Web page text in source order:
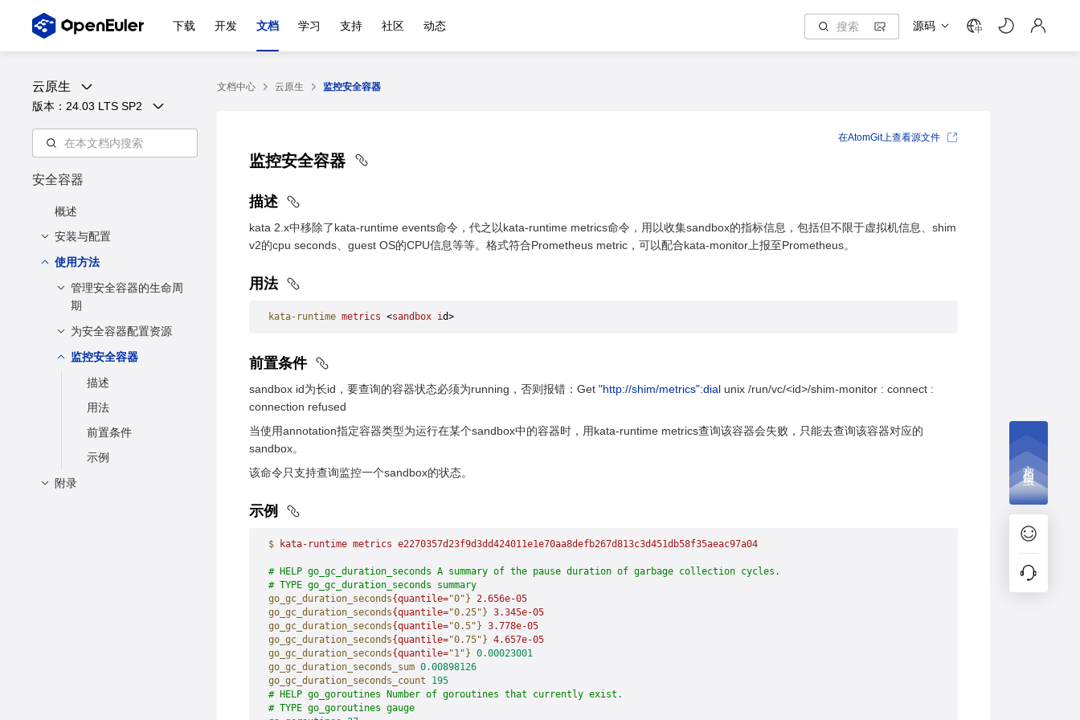
下载 开发 文档 学习 支持 社区 动态 源码 中
云原生
版本： 24.03 LTS SP2
安全容器
概述
安装与配置
安装方法
配置方法
使用方法
管理安全容器的生命周
期
启动安全容器
停止安全容器
删除安全容器
在容器中执行一条新
为安全容器配置资源
资源共享
限制资源
热插拔限制内存资源
监控安全容器
描述
用法
前置条件
示例
附录
文档中心 云原生 监控安全容器
监控安全容器
描述
kata 2.x中移除了kata-runtime events命令，代之以kata-runtime metrics命令，用以收集sandbox的指标信息，包括但不限于虚拟机信息、shim
v2的cpu seconds、guest OS的CPU信息等等。格式符合Prometheus metric，可以配合kata-monitor上报至Prometheus。
用法
kata-runtime metrics <sandbox id>
前置条件
sandbox id为长id，要查询的容器状态必须为running，否则报错：Get "http://shim/metrics":dial unix /run/vc/<id>/shim-monitor : connect :
connection refused
当使用annotation指定容器类型为运行在某个sandbox中的容器时，用kata-runtime metrics查询该容器会失败，只能去查询该容器对应的
sandbox。
该命令只支持查询监控一个sandbox的状态。
示例
$ kata-runtime metrics e2270357d23f9d3dd424011e1e70aa8defb267d813c3d451db58f35aeac97a04
# HELP go_gc_duration_seconds A summary of the pause duration of garbage collection cycles.
# TYPE go_gc_duration_seconds summary
go_gc_duration_seconds{quantile="0" } 2.656e-05
go_gc_duration_seconds{quantile="0.25" } 3.345e-05
go_gc_duration_seconds{quantile="0.5" } 3.778e-05
go_gc_duration_seconds{quantile="0.75" } 4.657e-05
go_gc_duration_seconds{quantile="1" } 0.00023001
go_gc_duration_seconds_sum 0.00898126
go_gc_duration_seconds_count 195
# HELP go_goroutines Number of goroutines that currently exist.
# TYPE go_goroutines gauge
在AtomGit上查看源文件